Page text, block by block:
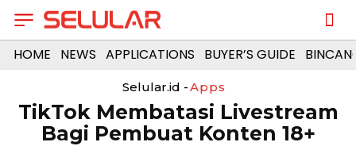
HOME NEWS APPLICATIONS BUYER’S GUIDE
Selular.id -Apps
TikTok Membatasi Livestream
Bagi Pembuat Konten 18+